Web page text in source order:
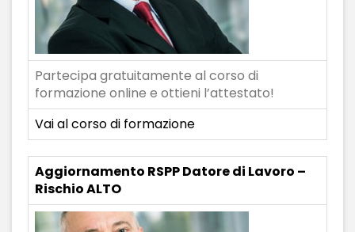
Partecipa gratuitamente al corso di
formazione online e ottieni l’attestato!
Vai al corso di formazione
Aggiornamento RSPP Datore di Lavoro –
Rischio ALTO